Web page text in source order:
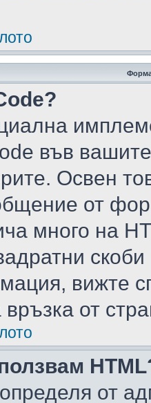
във
Освен
от
много на
вижте
от
от